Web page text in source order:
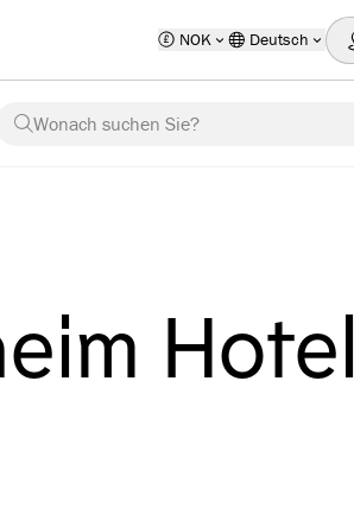
NOK Deutsch
Wonach suchen Sie?
Hotel